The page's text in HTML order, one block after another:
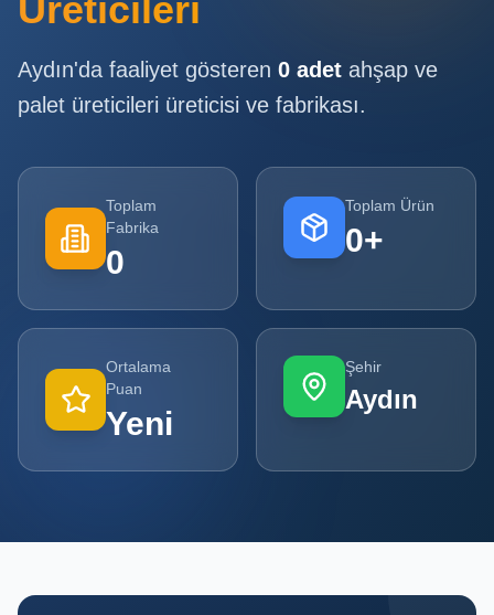
Yap
Ol
Ana
Sayfa
Tüm
Ürünler
Kampanyalar
POPÜLER
KATEGORILER
Üreticileri
Aydın'da faaliyet gösteren 0 adet ahşap ve
palet üreticileri üreticisi ve fabrikası.
Toplam
Fabrika
0
Toplam Ürün
0+
Ortalama
Puan
Yeni
Şehir
Aydın